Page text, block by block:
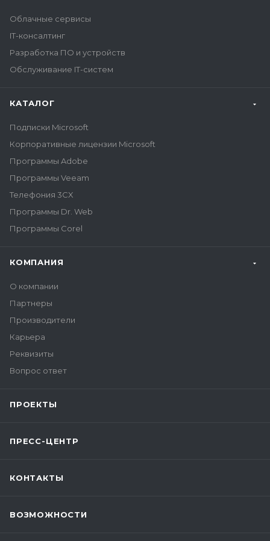
Облачные сервисы
IT-консалтинг
Разработка ПО и устройств
Обслуживание IT-систем
КАТАЛОГ
Подписки Microsoft
Корпоративные лицензии Microsoft
Программы Adobe
Программы Veeam
Телефония 3CX
Программы Dr. Web
Программы Corel
КОМПАНИЯ
О компании
Партнеры
Производители
Карьера
Реквизиты
Вопрос ответ
ПРОЕКТЫ
ПРЕСС-ЦЕНТР
КОНТАКТЫ
ВОЗМОЖНОСТИ